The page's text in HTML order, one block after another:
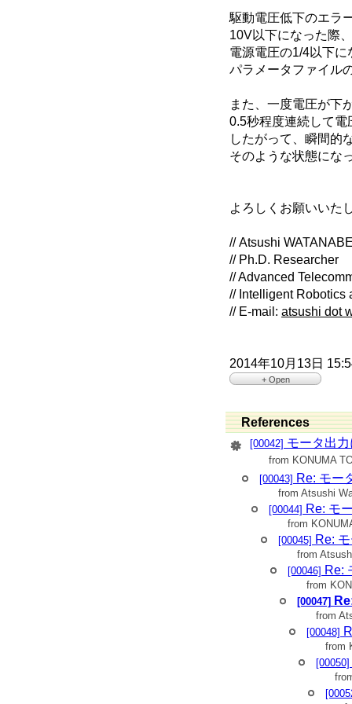
駆動電圧低下のエラ
10V以下になった際
電源電圧の1/4以下
パラメータファイル
また、一度電圧が下
0.5秒程度連続して
したがって、瞬間的
そのような状態にな
よろしくお願いいた
// Atsushi
// Ph.D. Researcher
// Advanced
// Intelligent Robotics
// E-mail: atsushi dot
2014年10月13日
+ Open
> よろしくお願いいたし
>
> ypspur-interpreter -c
> ypspur-interpreter -c
> ypspur-interpreter -c
> ypspur-interpreter -c
> ypspur-interpreter -c
> ypspur-interpreter -c
> ypspur-interpreter -c
> ypspur-interpreter -c
> --------------------
> 明治大学
> ロボット工学研究室
> 小沼智裕
ee13105 at meiji dot
> --------------------
References
[00042] モータ出
from KONUMA
[00043] Re: モー
from Atsushi
[00044] Re: モ
from
[00045] Re:
from
[00046] Re:
from
[00047]
from
[00048]
from
[00050]